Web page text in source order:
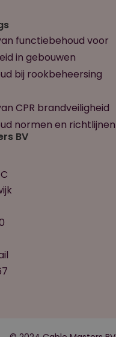
functiebehoud voor
in gebouwen
bij rookbeheersing
CPR brandveiligheid
normen en richtlijnen
BV